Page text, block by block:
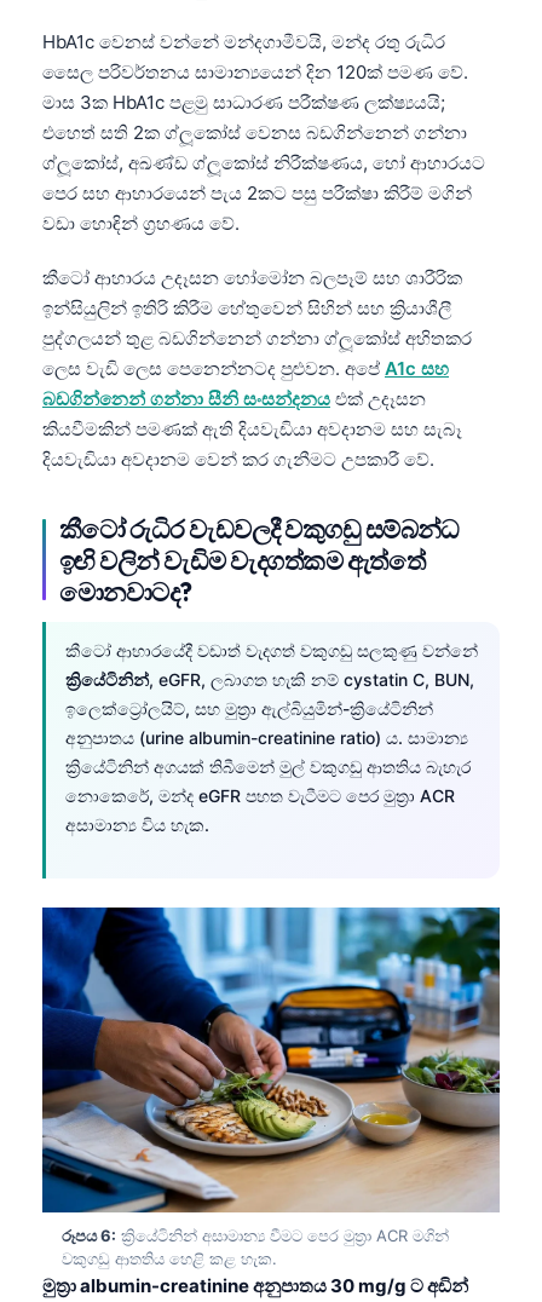
HbA1c වෙනස් වන්නේ මන්දගාමීවයි, මන්ද රතු රුධිර
සෛල පරිවර්තනය සාමාන්‍යයෙන් දින 120ක් පමණ වේ.
මාස 3ක HbA1c පළමු සාධාරණ පරීක්ෂණ ලක්ෂ්‍යයයි;
එහෙත් සති 2ක ග්ලූකෝස් වෙනස බඩගින්නෙන් ගන්නා
ග්ලූකෝස්, අඛණ්ඩ ග්ලූකෝස් නිරීක්ෂණය, හෝ ආහාරයට
පෙර සහ ආහාරයෙන් පැය 2කට පසු පරීක්ෂා කිරීම් මගින්
වඩා හොඳින් ග්‍රහණය වේ.
කීටෝ ආහාරය උදෑසන හෝමෝන බලපෑම් සහ ශාරීරික
ඉන්සියුලින් ඉතිරි කිරීම හේතුවෙන් සිහින් සහ ක්‍රියාශීලී
පුද්ගලයන් තුළ බඩගින්නෙන් ගන්නා ග්ලූකෝස් අහිතකර
ලෙස වැඩි ලෙස පෙනෙන්නටද පුළුවන. අපේ A1c සහ
බඩගින්නෙන් ගන්නා සීනි සංසන්දනය එක් උදෑසන
කියවීමකින් පමණක් ඇති දියවැඩියා අවදානම සහ සැබෑ
දියවැඩියා අවදානම වෙන් කර ගැනීමට උපකාරී වේ.
කීටෝ රුධිර වැඩවලදී වකුගඩු සම්බන්ධ
ඉඟි වලින් වැඩිම වැදගත්කම ඇත්තේ
මොනවාටද?
කීටෝ ආහාරයේදී වඩාත් වැදගත් වකුගඩු සලකුණු වන්නේ
ක්‍රියේටිනින්, eGFR, ලබාගත හැකි නම් cystatin C, BUN,
ඉලෙක්ට්‍රෝලයිට්, සහ මුත්‍රා ඇල්බියුමින්-ක්‍රියේටිනින්
අනුපාතය (urine albumin-creatinine ratio) ය. සාමාන්‍ය
ක්‍රියේටිනින් අගයක් තිබීමෙන් මුල් වකුගඩු ආතතිය බැහැර
නොකෙරේ, මන්ද eGFR පහත වැටීමට පෙර මුත්‍රා ACR
අසාමාන්‍ය විය හැක.
රූපය 6: ක්‍රියේටිනින් අසාමාන්‍ය වීමට පෙර මුත්‍රා ACR මගින්
වකුගඩු ආතතිය හෙළි කළ හැක.
මුත්‍රා albumin-creatinine අනුපාතය 30 mg/g ට අඩින්
Magyar
Shqip
বাংলা
اردو
मराठी
తెలుగు
தமிழ்
ગુજરાતી
ಕನ್ನಡ
മലയാളം
Tagalog
ไทย
ဗမာစာ
ភាសាខ្មែរ
Kiswahili
አማርኛ
Українська
O‘zbekcha
Suomi
Hrvatski
Slovenčina
كوردی‎
سنڌي
অসমীয়া
Galego
Македонски јазик